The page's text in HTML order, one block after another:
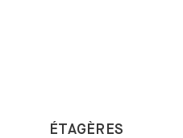
ÉTAGÈRES